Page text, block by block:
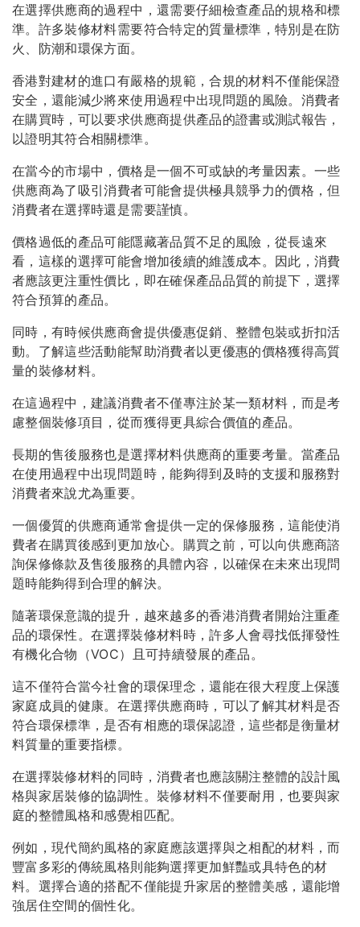
在選擇供應商的過程中，還需要仔細檢查產品的規格和標
準。許多裝修材料需要符合特定的質量標準，特別是在防
火、防潮和環保方面。
香港對建材的進口有嚴格的規範，合規的材料不僅能保證
安全，還能減少將來使用過程中出現問題的風險。消費者
在購買時，可以要求供應商提供產品的證書或測試報告，
以證明其符合相關標準。
在當今的市場中，價格是一個不可或缺的考量因素。一些
供應商為了吸引消費者可能會提供極具競爭力的價格，但
消費者在選擇時還是需要謹慎。
價格過低的產品可能隱藏著品質不足的風險，從長遠來
看，這樣的選擇可能會增加後續的維護成本。因此，消費
者應該更注重性價比，即在確保產品品質的前提下，選擇
符合預算的產品。
同時，有時候供應商會提供優惠促銷、整體包裝或折扣活
動。了解這些活動能幫助消費者以更優惠的價格獲得高質
量的裝修材料。
在這過程中，建議消費者不僅專注於某一類材料，而是考
慮整個裝修項目，從而獲得更具綜合價值的產品。
長期的售後服務也是選擇材料供應商的重要考量。當產品
在使用過程中出現問題時，能夠得到及時的支援和服務對
消費者來說尤為重要。
一個優質的供應商通常會提供一定的保修服務，這能使消
費者在購買後感到更加放心。購買之前，可以向供應商諮
詢保修條款及售後服務的具體內容，以確保在未來出現問
題時能夠得到合理的解決。
隨著環保意識的提升，越來越多的香港消費者開始注重產
品的環保性。在選擇裝修材料時，許多人會尋找低揮發性
有機化合物（VOC）且可持續發展的產品。
這不僅符合當今社會的環保理念，還能在很大程度上保護
家庭成員的健康。在選擇供應商時，可以了解其材料是否
符合環保標準，是否有相應的環保認證，這些都是衡量材
料質量的重要指標。
在選擇裝修材料的同時，消費者也應該關注整體的設計風
格與家居裝修的協調性。裝修材料不僅要耐用，也要與家
庭的整體風格和感覺相匹配。
例如，現代簡約風格的家庭應該選擇與之相配的材料，而
豐富多彩的傳統風格則能夠選擇更加鮮豔或具特色的材
料。選擇合適的搭配不僅能提升家居的整體美感，還能增
強居住空間的個性化。